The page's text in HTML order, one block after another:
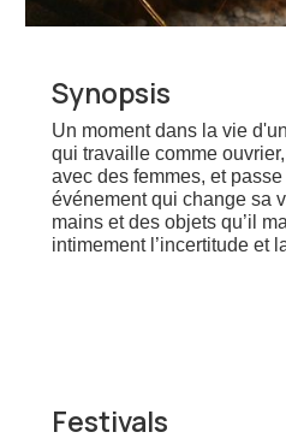
Synopsis
Un moment dans la vie
qui travaille comme
avec des femmes, et passe
événement qui change sa
mains et des objets qu’il
intimement l’incertitude et
Festivals